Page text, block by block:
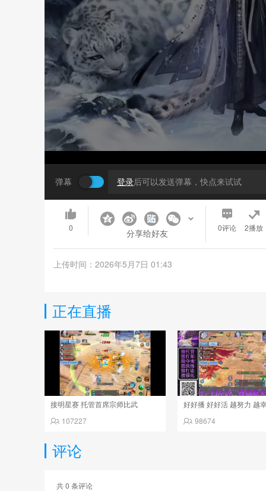
弹幕 登录后可以发送弹幕，快点来试试
0 分享给好友 0评论 2播放
上传时间：2026年5月7日 01:43
正在直播
接明星赛 托管首席宗师比武
107227
好好播 好好活 越努力 越
98674
评论
共0 条评论